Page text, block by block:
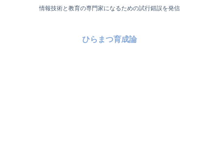
情報技術と教育の専門家になるための試行錯誤を発信
ひらまつ育成論